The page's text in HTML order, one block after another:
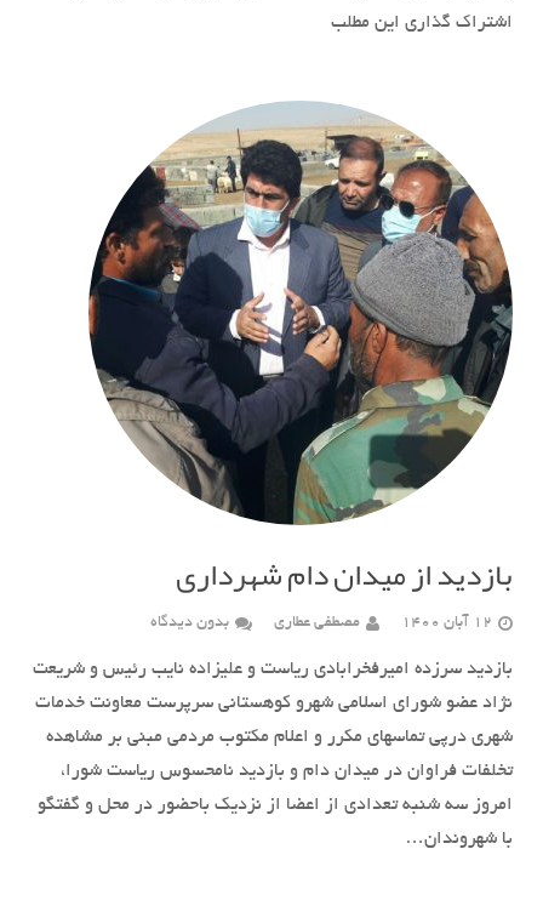
اشتراک گذاری این مطلب
بازدید از میدان دام شهرداری
12 آبان 1400 مصطفی عطاری بدون دیدگاه
بازدید سرزده امیرفخرابادی ریاست و علیزاده نایب رئیس و شریعت
نژاد عضو شورای اسلامی شهرو کوهستانی سرپرست معاونت خدمات
شهری درپی تماسهای مکرر و اعلام مکتوب مردمی مبنی بر مشاهده
تخلفات فراوان در میدان دام و بازدید نامحسوس ریاست شورا،
امروز سه شنبه تعدادی از اعضا از نزدیک باحضور در محل و گفتگو
با شهروندان…